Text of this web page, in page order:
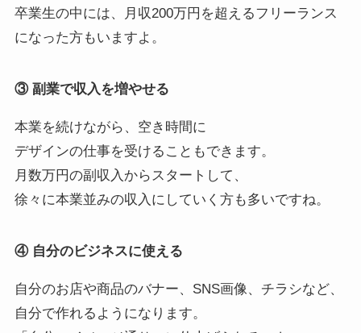
卒業生の中には、月収200万円を超えるフリーランス
になった方もいますよ。
③ 副業で収入を増やせる
本業を続けながら、空き時間に
デザインの仕事を受けることもできます。
月数万円の副収入からスタートして、
徐々に本業並みの収入にしていく方も多いですね。
④ 自分のビジネスに使える
自分のお店や商品のバナー、SNS画像、チラシなど、
自分で作れるようになります。